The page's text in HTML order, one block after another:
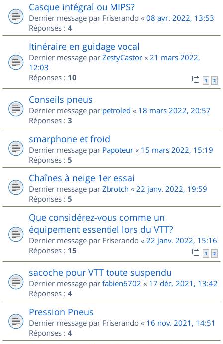
Casque intégral ou MIPS?
Dernier message par Friserando « 08 avr. 2022, 13:53
Réponses : 4
Itinéraire en guidage vocal
Dernier message par ZestyCastor « 21 mars 2022,
12:03
Réponses : 10 1 2
Conseils pneus
Dernier message par petroled « 18 mars 2022, 20:57
Réponses : 3
smarphone et froid
Dernier message par Papoteur « 15 mars 2022, 15:19
Réponses : 5
Chaînes à neige 1er essai
Dernier message par Zbrotch « 22 janv. 2022, 19:59
Réponses : 5
Que considérez-vous comme un
équipement essentiel lors du VTT?
Dernier message par Friserando « 22 janv. 2022, 15:16
Réponses : 15 1 2
sacoche pour VTT toute suspendu
Dernier message par fabien6702 « 17 déc. 2021, 13:42
Réponses : 4
Pression Pneus
Dernier message par Friserando « 16 nov. 2021, 14:51
Réponses : 4